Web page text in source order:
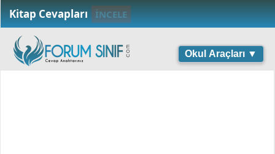
Kitap Cevapları İNCELE
Okul Araçları ▼